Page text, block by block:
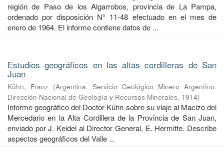
región de Paso de los Algarrobos, provincia de La Pampa,
ordenado por disposición N° 11-48 efectuado en el mes de
enero de 1964. El informe contiene datos de ...
Estudios geográficos en las altas cordilleras de San
Juan
Kühn, Franz (Argentina. Servicio Geológico Minero Argentino.
Dirección Nacional de Geología y Recursos Minerales, 1914)
Informe geográfico del Doctor Kühn sobre su viaje al Macizo del
Mercedario en la Alta Cordillera de la Provincia de San Juan,
enviado por J. Keidel al Director General, E. Hermitte. Describe
aspectos geográficos del Valle ...